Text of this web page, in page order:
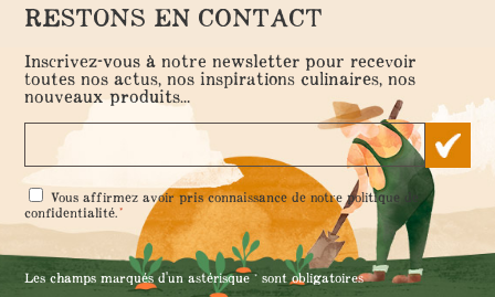
RESTONS EN CONTACT
Inscrivez-vous à notre newsletter pour recevoir
toutes nos actus, nos inspirations culinaires, nos
nouveaux produits...
RGPD
*
Vous affirmez avoir pris connaissance de notrepolitique de
confidentialité.*
Les champs marqués d'un astérisque * sont obligatoires